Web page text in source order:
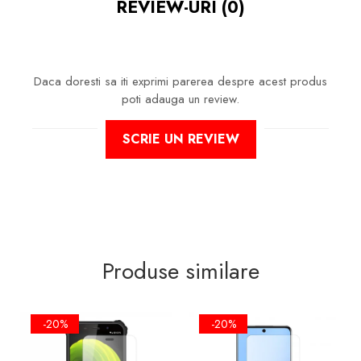
LA ZGARIETURI, ASIGURA SI UN
NU MODIFICAIN NICI UN FEL
FUNCTIONALITATEA NORMALA
CONTINUARE!
FOLIA ESTE DECUPATA
REVIEW-URI (0)
Daca doresti sa iti exprimi parerea despre acest produs
poti adauga un review.
SCRIE UN REVIEW
Produse similare
-20% -20%